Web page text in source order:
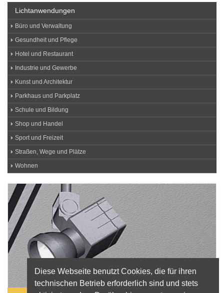
Lichtanwendungen
Büro und Verwaltung
Gesundheit und Pflege
Hotel und Restaurant
Industrie und Gewerbe
Kunst und Architektur
Parkhaus und Parkplatz
Schule und Bildung
Shop und Handel
Sport und Freizeit
Straßen, Wege und Plätze
Wohnen
Diese Webseite benutzt Cookies, die für ihren
technischen Betrieb erforderlich sind und stets